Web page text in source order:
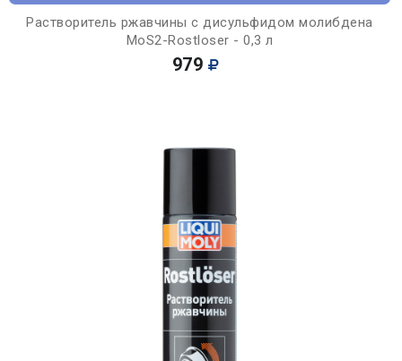
Растворитель ржавчины с дисульфидом молибдена
MoS2-Rostloser - 0,3 л
979